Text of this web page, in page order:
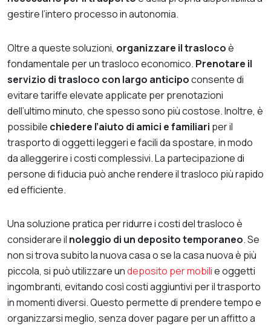
gestire l’intero processo in autonomia.
Oltre a queste soluzioni, organizzare il traslocoè
fondamentale per un trasloco economico. Prenotare il
servizio di trasloco con largo anticipoconsente di
evitare tariffe elevate applicate per prenotazioni
dell’ultimo minuto, che spesso sono più costose. Inoltre, è
possibile chiedere l’aiuto di amici e familiari per il
trasporto di oggetti leggeri e facili da spostare, in modo
da alleggerire i costi complessivi. La partecipazione di
persone di fiducia può anche rendere il trasloco più rapido
ed efficiente.
Una soluzione pratica per ridurre i costi del trasloco è
considerare il noleggio di un deposito temporaneo. Se
non si trova subito la nuova casa o se la casa nuova è più
piccola, si può utilizzare undeposito per mobilie oggetti
ingombranti, evitando così costi aggiuntivi per il trasporto
in momenti diversi. Questo permette di prendere tempo e
organizzarsi meglio, senza dover pagare per un affitto a